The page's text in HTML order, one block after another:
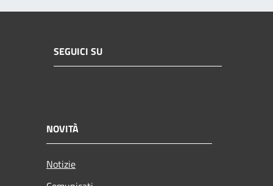
SEGUICI SU
NOVITÀ
Notizie